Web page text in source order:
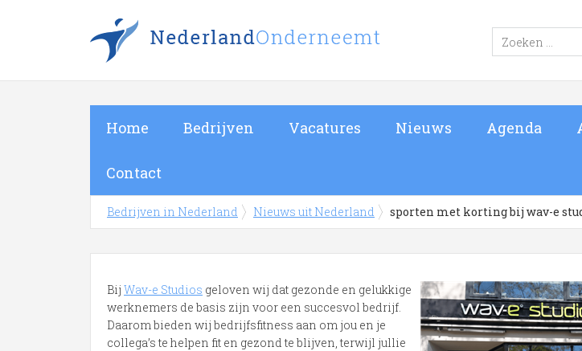
Home Bedrijven Vacatures Nieuws Agenda
Contact
Bedrijven in Nederland Nieuws uit Nederland sporten met korting bij wav-e
Bij Wav-e Studios geloven wij dat gezonde en gelukkige
werknemers de basis zijn voor een succesvol bedrijf.
Daarom bieden wij bedrijfsfitness aan om jou en je
collega’s te helpen fit en gezond te blijven, terwijl jullie